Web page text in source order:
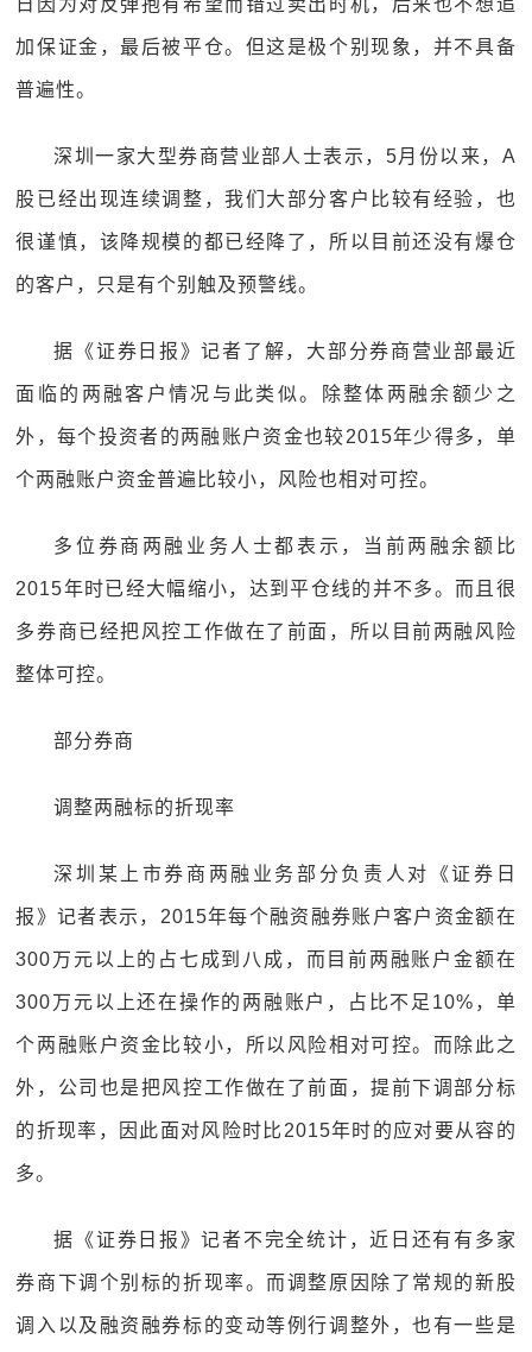
日因为对反弹抱有希望而错过卖出时机，后来也不想追
加保证金，最后被平仓。但这是极个别现象，并不具备
普遍性。
深圳一家大型券商营业部人士表示，5月份以来，A
股已经出现连续调整，我们大部分客户比较有经验，也
很谨慎，该降规模的都已经降了，所以目前还没有爆仓
的客户，只是有个别触及预警线。
据《证券日报》记者了解，大部分券商营业部最近
面临的两融客户情况与此类似。除整体两融余额少之
外，每个投资者的两融账户资金也较2015年少得多，单
个两融账户资金普遍比较小，风险也相对可控。
多位券商两融业务人士都表示，当前两融余额比
2015年时已经大幅缩小，达到平仓线的并不多。而且很
多券商已经把风控工作做在了前面，所以目前两融风险
整体可控。
部分券商
调整两融标的折现率
深圳某上市券商两融业务部分负责人对《证券日
报》记者表示，2015年每个融资融券账户客户资金额在
300万元以上的占七成到八成，而目前两融账户金额在
300万元以上还在操作的两融账户，占比不足10%，单
个两融账户资金比较小，所以风险相对可控。而除此之
外，公司也是把风控工作做在了前面，提前下调部分标
的折现率，因此面对风险时比2015年时的应对要从容的
多。
据《证券日报》记者不完全统计，近日还有有多家
券商下调个别标的折现率。而调整原因除了常规的新股
调入以及融资融券标的变动等例行调整外，也有一些是